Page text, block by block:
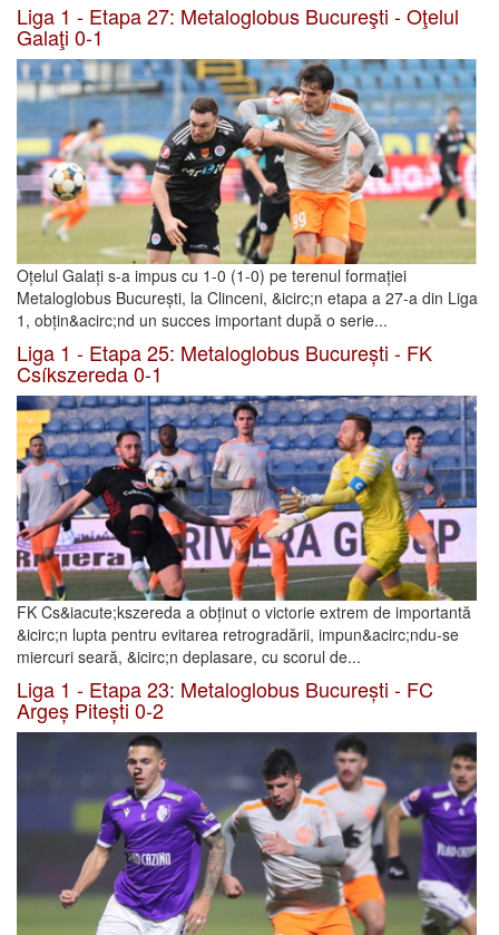
Liga 1 - Etapa 27: Metaloglobus Bucureşti - Oţelul
Galaţi 0-1
Oțelul Galați s-a impus cu 1-0 (1-0) pe terenul formației
Metaloglobus București, la Clinceni, &icirc;n etapa a 27-a din Liga
1, obțin&acirc;nd un succes important după o serie...
Liga 1 - Etapa 25: Metaloglobus București - FK
Csíkszereda 0-1
FK Cs&iacute;kszereda a obținut o victorie extrem de importantă
&icirc;n lupta pentru evitarea retrogradării, impun&acirc;ndu-se
miercuri seară, &icirc;n deplasare, cu scorul de...
Liga 1 - Etapa 23: Metaloglobus București - FC
Argeș Pitești 0-2